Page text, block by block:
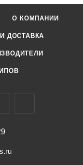
О КОМПАНИИ
ДОСТАВКА